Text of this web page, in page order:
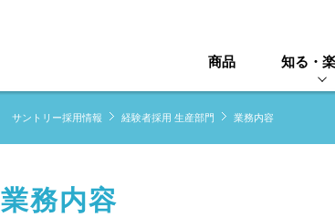
商品 知る・
サントリー採用情報 経験者採用 生産部門 業務内容
業務内容